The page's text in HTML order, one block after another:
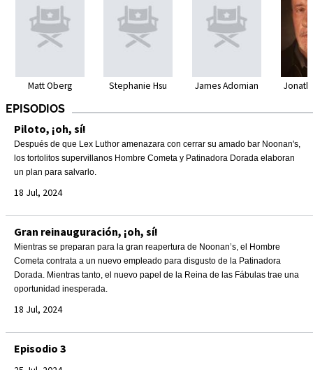
Matt Oberg Stephanie Hsu James Adomian
EPISODIOS
Piloto, ¡oh, sí!
Después de que Lex Luthor amenazara con cerrar su amado bar Noonan's,
los tortolitos supervillanos Hombre Cometa y Patinadora Dorada elaboran
un plan para salvarlo.
18 Jul, 2024
Gran reinauguración, ¡oh, sí!
Mientras se preparan para la gran reapertura de Noonan’s, el Hombre
Cometa contrata a un nuevo empleado para disgusto de la Patinadora
Dorada. Mientras tanto, el nuevo papel de la Reina de las Fábulas trae una
oportunidad inesperada.
18 Jul, 2024
Episodio 3